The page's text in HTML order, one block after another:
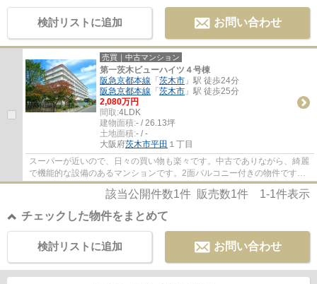
検討リストに追加 お問い合わせ
売買｜中古マンション
第一茨木ビューハイツ４号棟
阪急京都本線 「 茨木市 」駅 徒歩24分
阪急京都本線 「 茨木市 」駅 徒歩25分
2,080万円
間取:4LDK
建物面積:- / 26.13坪
土地面積:- / -
大阪府茨木市平田 １丁目
スーパーが近いので、日々の買い物も楽々です。中古でありながら、綺麗
で機能的な設備のあるマンションです。2面バルコニー付きの物件です。
専有面積が86.4㎡でご家族での生活にも十分...
該当公開件数1件 販売数1件 1-1件表示
チェックした物件をまとめて
お問い合わせ
検討リストに追加